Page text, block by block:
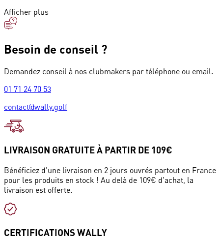
Afficher plus
Besoin de conseil ?
Demandez conseil à nos clubmakers par téléphone ou email.
01 71 24 70 53
contact@wally.golf
LIVRAISON GRATUITE À PARTIR DE 109€
Bénéficiez d'une livraison en 2 jours ouvrés partout en France
pour les produits en stock ! Au delà de 109€ d'achat, la
livraison est offerte.
CERTIFICATIONS WALLY